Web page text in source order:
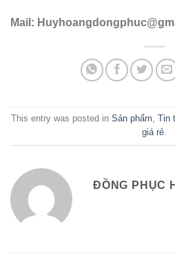
Mail:
This entry was posted in Sản phẩm, Tin
giá rẻ.
ĐỒNG PHỤC